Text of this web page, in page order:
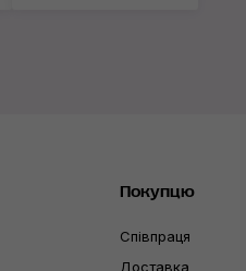
Покупцю
Співпраця
Доставка